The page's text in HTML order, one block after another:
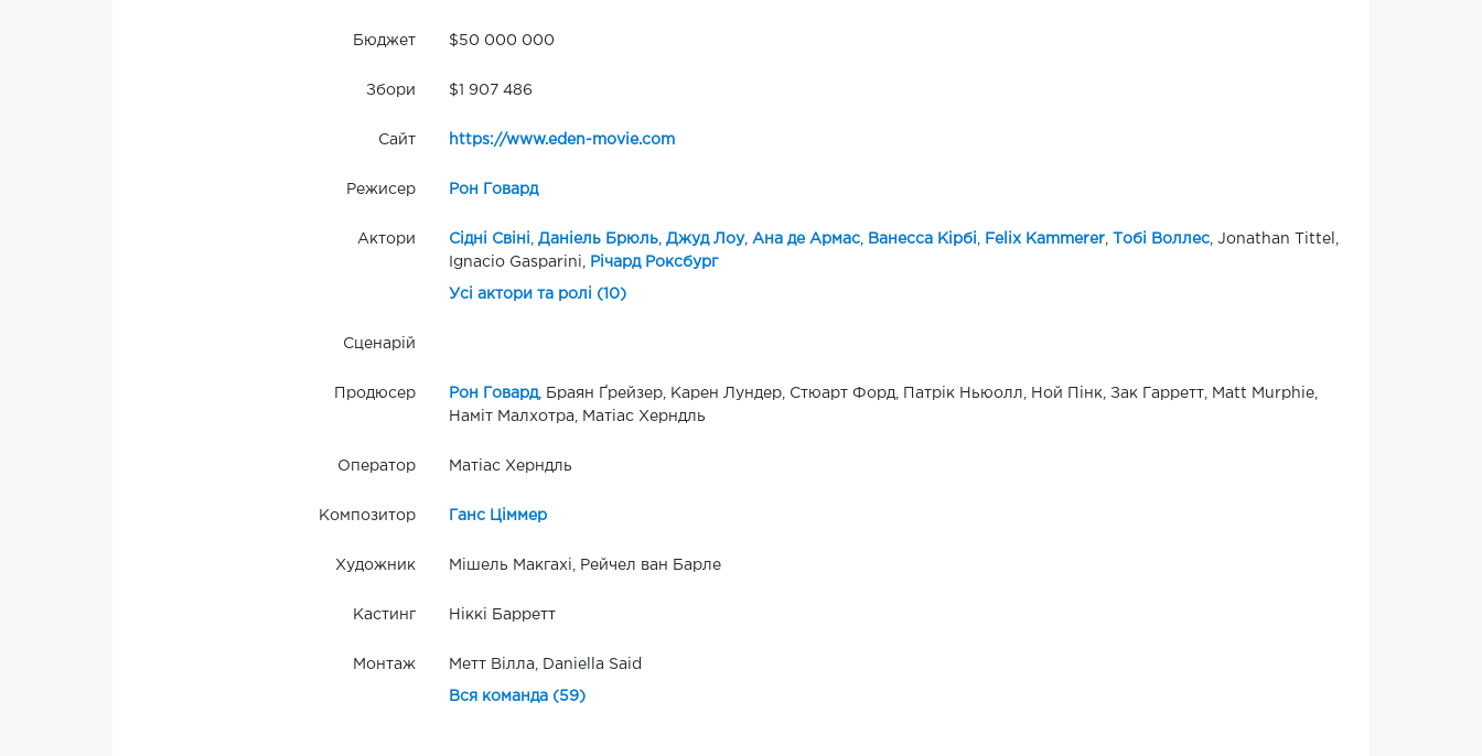
Бюджет $50 000 000
Збори $1 907 486
Сайт https://www.eden-movie.com
Режисер Рон Говард
Актори Сідні Свіні Даніель Брюль, Джуд Лоу, Ана де Армас, Ванесса Кірбі Felix Kammerer, Тобі Воллес, Jonathan Tittel,
Ignacio Gasparini,
Річард Роксбург
Усі актори та ролі (10)
Сценарій
Продюсер Рон Говард, Браян Ґрейзер, Карен Лундер, Стюарт Форд, Патрік Ньюолл, Ной Пінк, Зак Гарретт, Matt Murphie,
Наміт Малхотра, Матіас Херндль
Оператор Матіас Херндль
Композитор Ганс Ціммер
Художник Мішель Макгахі, Рейчел ван Барле
Кастинг Ніккі Барретт
Монтаж Метт Вілла, Daniella Said
Вся команда (59)